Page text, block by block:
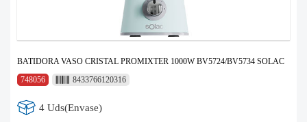
BATIDORA VASO CRISTAL PROMIXTER 1000W BV5724/BV5734 SOLAC
748056
8433766120316
4 Uds(Envase)